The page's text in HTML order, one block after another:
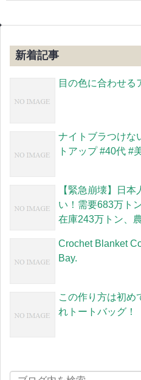
新着記事
目の色に合わせる
ナイトブラつけな
トアップ #40代 #
【緊急崩壊】日
い！需要683万ト
在庫243万トン、
Crochet Blanket
Bay.
この作り方は初め
れトートバッグ！